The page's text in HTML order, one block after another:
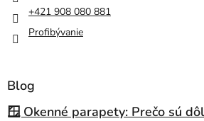
+421 908 080 881
Profibývanie
Blog
🪟 Okenné parapety: Prečo sú